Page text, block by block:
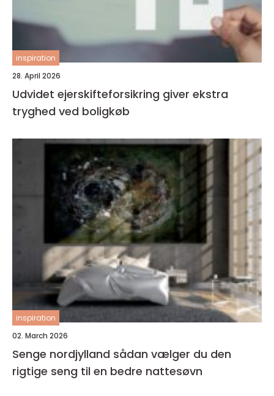
inspiration
28. April 2026
Udvidet ejerskifteforsikring giver ekstra
tryghed ved boligkøb
inspiration
02. March 2026
Senge nordjylland sådan vælger du den
rigtige seng til en bedre nattesøvn